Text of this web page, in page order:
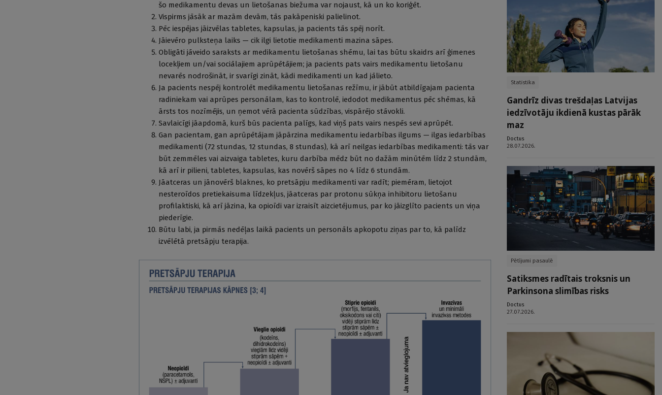
šo medikamentu devas un lietošanas biežuma var nojaust, kā un ko koriģēt.
Vispirms jāsāk ar mazām devām, tās pakāpeniski palielinot.
Pēc iespējas jāizvēlas tabletes, kapsulas, ja pacients tās spēj norīt.
Jāievēro pulksteņa laiks — cik ilgi lietotie medikamenti mazina sāpes.
Obligāti jāveido saraksts ar medikamentu lieto­šanas shēmu, lai tas būtu skaidrs arī ģimenes
locekļiem un/vai sociālajiem aprūpētājiem; ja pacients pats vairs medikamentu lietošanu
nevarēs nodrošināt, ir svarīgi zināt, kādi medikamenti un kad jālieto.
Ja pacients nespēj kontrolēt medikamentu lietošanas režīmu, ir jābūt atbildīgajam pacienta
radiniekam vai aprūpes personālam, kas to kontrolē, iedodot medikamentus pēc shēmas, kā
ārsts tos nozīmējis, un ņemot vērā pacienta sūdzības, vispārējo stāvokli.
Savlaicīgi jāapdomā, kurš būs pacienta palīgs, kad viņš pats vairs nespēs sevi aprūpēt.
Gan pacientam, gan aprūpētājam jāpārzina medikamentu iedarbības ilgums — ilgas iedarbības
medikamenti (72 stundas, 12 stundas, 8 stundas), kā arī neilgas iedarbības medikamenti: tās var
būt zemmēles vai aizvaiga tabletes, kuru darbība mēdz būt no dažām minūtēm līdz 2 stundām,
kā arī ir pilieni, tabletes, kapsulas, kas novērš sāpes no 4 līdz 6 stundām.
Jāatceras un jānovērš blaknes, ko pretsāpju medikamenti var radīt; piemēram, lietojot
nesteroīdos pretiekaisuma līdzekļus, jāatceras par protonu sūkņa inhibitoru lietošanu
profilaktiski, kā arī jāzina, ka opioīdi var izraisīt aizcietējumus, par ko jāizglīto pacients un viņa
piederīgie.
Būtu labi, ja pirmās nedēļas laikā pacients un personāls apkopotu ziņas par to, kā palīdz
izvēlētā pretsāpju terapija.
Statistika
Gandrīz divas trešdaļas Latvijas
iedzīvotāju ikdienā kustas pārāk
maz
Doctus
28.07.2026.
Pētījumi pasaulē
Satiksmes radītais troksnis un
Parkinsona slimības risks
Doctus
27.07.2026.